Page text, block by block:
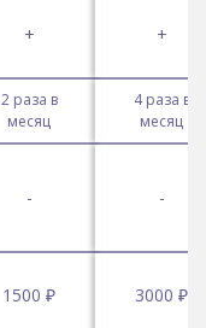
+ +
2 раза в
месяц
4 раза в
месяц
- -
1500 ₽ 3000 ₽